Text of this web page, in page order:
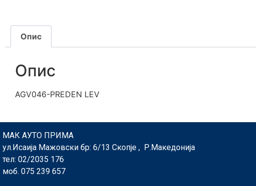
Опис
Опис
AGV046-PREDEN LEV
МАК АУТО ПРИМА
ул.Исаија Мажовски бр: 6/13 Скопје , Р.Македонија
тел: 02/2035 176
моб. 075 239 657